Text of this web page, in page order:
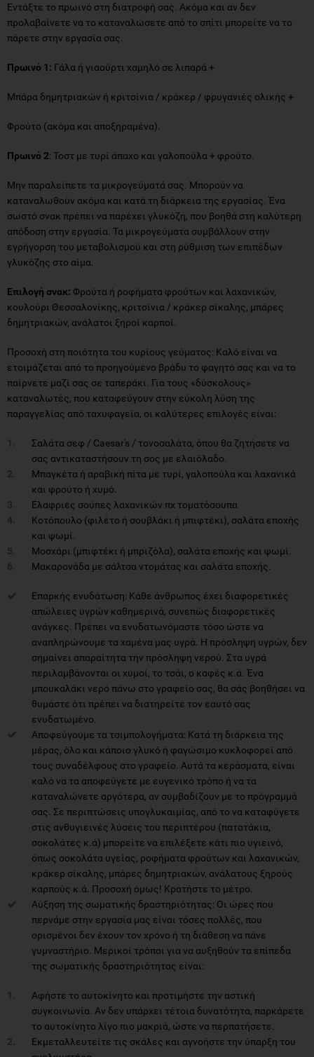
Εντάξτε το πρωινό στη διατροφή σας. Ακόμα και αν δεν
προλαβαίνετε να το καταναλώσετε από το σπίτι μπορείτε να το
πάρετε στην εργασία σας.
Πρωινό 1: Γάλα ή γιαούρτι χαμηλό σε λιπαρά +
Μπάρα δημητριακών ή κριτσίνια / κράκερ / φρυγανιές ολικής +
Φρούτο (ακόμα και αποξηραμένα).
Πρωινό 2: Τοστ με τυρί άπαχο και γαλοπούλα + φρούτο.
Μην παραλείπετε τα μικρογεύματά σας. Μπορούν να
καταναλωθούν ακόμα και κατά τη διάρκεια της εργασίας. Ένα
σωστό σνακ πρέπει να παρέχει γλυκόζη, που βοηθά στη καλύτερη
απόδοση στην εργασία. Τα μικρογεύματα συμβάλλουν στην
εγρήγορση του μεταβολισμού και στη ρύθμιση των επιπέδων
γλυκόζης στο αίμα.
Επιλογή σνακ: Φρούτα ή ροφήματα φρούτων και λαχανικών,
κουλούρι Θεσσαλονίκης, κριτσίνια / κράκερ σίκαλης, μπάρες
δημητριακών, ανάλατοι ξηροί καρποί.
Προσοχή στη ποιότητα του κυρίους γεύματος: Καλό είναι να
ετοιμάζεται από το προηγούμενο βράδυ το φαγητό σας και να το
παίρνετε μαζί σας σε ταπεράκι. Για τους «δύσκολους»
καταναλωτές, που καταφεύγουν στην εύκολη λύση της
παραγγελίας από ταχυφαγεία, οι καλύτερες επιλογές είναι:
Σαλάτα σεφ / Caesar's / τονοσαλάτα, όπου θα ζητήσετε να
σας αντικαταστήσουν τη σος με ελαιόλαδο.
Μπαγκέτα ή αραβική πίτα με τυρί, γαλοπούλα και λαχανικά
και φρούτο ή χυμό.
Ελαφριές σούπες λαχανικών πχ τοματόσουπα
Κοτόπουλο (φιλέτο ή σουβλάκι ή μπιφτέκι), σαλάτα εποχής
και ψωμί.
Μοσχάρι (μπιφτέκι ή μπριζόλα), σαλάτα εποχής και ψωμί.
Μακαρονάδα με σάλτσα ντομάτας και σαλάτα εποχής.
Επαρκής ενυδάτωση: Κάθε άνθρωπος έχει διαφορετικές
απώλειες υγρών καθημερινά, συνεπώς διαφορετικές
ανάγκες. Πρέπει να ενυδατωνόμαστε τόσο ώστε να
αναπληρώνουμε τα χαμένα μας υγρά. Η πρόσληψη υγρών, δεν
σημαίνει απαραίτητα την πρόσληψη νερού. Στα υγρά
περιλαμβάνονται οι χυμοί, το τσάι, ο καφές κ.ά. Ένα
μπουκαλάκι νερό πάνω στο γραφείο σας, θα σάς βοηθήσει να
θυμάστε ότι πρέπει να διατηρείτε τον εαυτό σας
ενυδατωμένο.
Αποφεύγουμε τα τσιμπολογήματα: Κατά τη διάρκεια της
μέρας, όλο και κάποιο γλυκό ή φαγώσιμο κυκλοφορεί από
τους συναδέλφους στο γραφείο. Αυτά τα κεράσματα, είναι
καλό να τα αποφεύγετε με ευγενικό τρόπο ή να τα
καταναλώνετε αργότερα, αν συμβαδίζουν με το πρόγραμμά
σας. Σε περιπτώσεις υπογλυκαιμίας, από το να καταφύγετε
στις ανθυγιεινές λύσεις του περιπτέρου (πατατάκια,
σοκολάτες κ.ά) μπορείτε να επιλέξετε κάτι πιο υγιεινό,
όπως σοκολάτα υγείας, ροφήματα φρούτων και λαχανικών,
κράκερ σίκαλης, μπάρες δημητριακών, ανάλατους ξηρούς
καρπούς κ.ά. Προσοχή όμως! Κρατήστε το μέτρο.
Αύξηση της σωματικής δραστηριότητας: Οι ώρες που
περνάμε στην εργασία μας είναι τόσες πολλές, που
ορισμένοι δεν έχουν τον χρόνο ή τη διάθεση να πάνε
γυμναστήριο. Μερικοί τρόποι για να αυξηθούν τα επίπεδα
της σωματικής δραστηριότητας είναι:
Αφήστε το αυτοκίνητο και προτιμήστε την αστική
συγκοινωνία. Αν δεν υπάρχει τέτοια δυνατότητα, παρκάρετε
το αυτοκίνητο λίγο πιο μακριά, ώστε να περπατήσετε.
Εκμεταλλευτείτε τις σκάλες και αγνοήστε την ύπαρξη του